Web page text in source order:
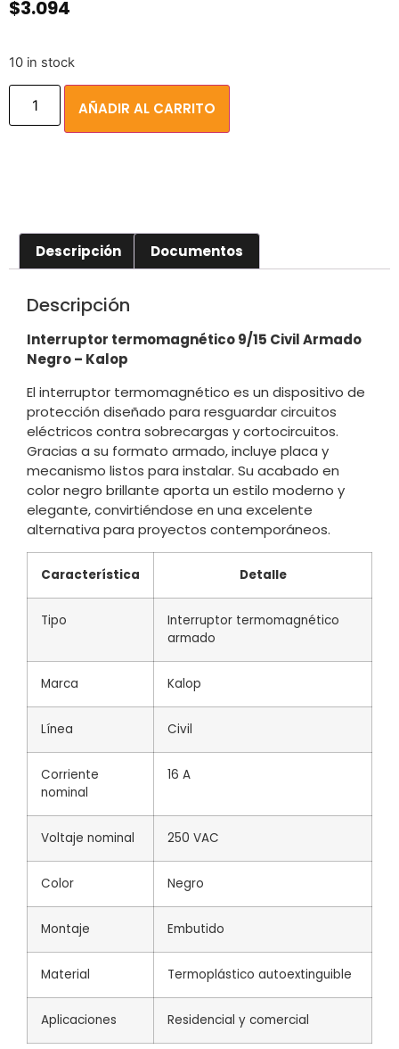
$3.094
10 in stock
AÑADIR AL CARRITO
Descripción Documentos
Descripción
Interruptor termomagnético 9/15 Civil Armado
Negro – Kalop
El interruptor termomagnético es un dispositivo de
protección diseñado para resguardar circuitos
eléctricos contra sobrecargas y cortocircuitos.
Gracias a su formato armado, incluye placa y
mecanismo listos para instalar. Su acabado en
color negro brillante aporta un estilo moderno y
elegante, convirtiéndose en una excelente
alternativa para proyectos contemporáneos.
Característica Detalle
Tipo
Interruptor termomagnético
armado
Marca Kalop
Línea Civil
Corriente
nominal
16 A
Voltaje nominal 250 VAC
Color Negro
Montaje Embutido
Material Termoplástico autoextinguible
Aplicaciones Residencial y comercial